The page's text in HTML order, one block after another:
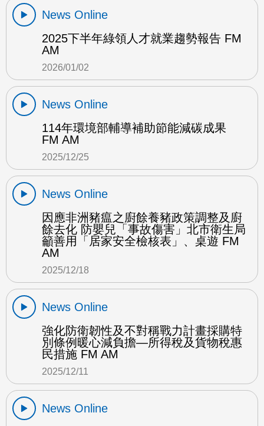
News Online
2025下半年綠領人才就業趨勢報告 FM
AM
2026/01/02
News Online
114年環境部輔導補助節能減碳成果
FM AM
2025/12/25
News Online
因應非洲豬瘟之廚餘養豬政策調整及廚
餘去化 防嬰兒「事故傷害」北市衛生局
籲善用「居家安全檢核表」、桌遊 FM
AM
2025/12/18
News Online
強化防衛韌性及不對稱戰力計畫採購特
別條例暖心減負擔—所得稅及貨物稅惠
民措施 FM AM
2025/12/11
News Online